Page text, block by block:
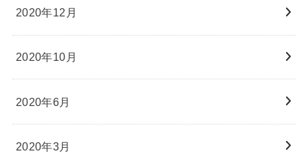
2020年12月
2020年10月
2020年6月
2020年3月